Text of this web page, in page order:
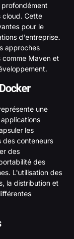
cloud. Cette
pour le
d'entreprise.
approches
Maven et
une
les
des conteneurs
des
des
L'utilisation des
la distribution et